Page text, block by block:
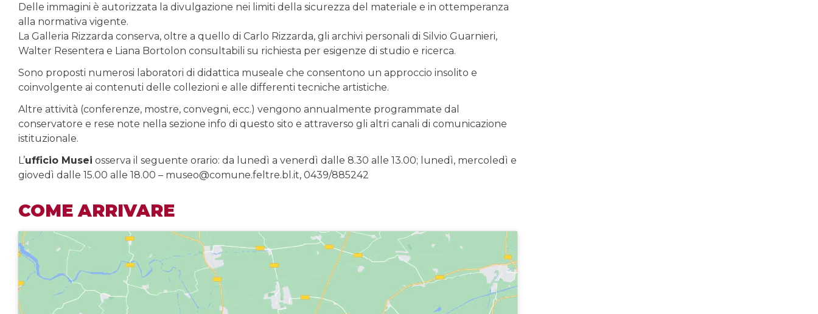
Delle immagini è autorizzata la divulgazione nei limiti della sicurezza del materiale e in ottemperanza
alla normativa vigente.
La Galleria Rizzarda conserva, oltre a quello di Carlo Rizzarda, gli archivi personali di Silvio Guarnieri,
Walter Resentera e Liana Bortolon consultabili su richiesta per esigenze di studio e ricerca.
Sono proposti numerosi laboratori di didattica museale che consentono un approccio insolito e
coinvolgente ai contenuti delle collezioni e alle differenti tecniche artistiche.
Altre attività (conferenze, mostre, convegni, ecc.) vengono annualmente programmate dal
conservatore e rese note nella sezione info di questo sito e attraverso gli altri canali di comunicazione
istituzionale.
L’ufficio Musei osserva il seguente orario: da lunedì a venerdì dalle 8.30 alle 13.00; lunedì, mercoledì e
giovedì dalle 15.00 alle 18.00 – museo@comune.feltre.bl.it, 0439/885242
COME ARRIVARE